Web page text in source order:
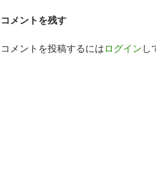
ョ
コメントを残す
コメントを投稿するには ログイン し